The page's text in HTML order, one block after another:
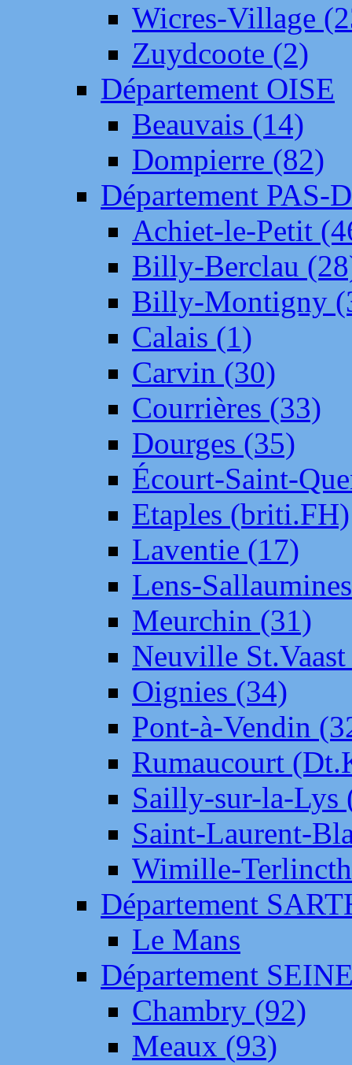
Wicres-Village
Zuydcoote (2)
Département OISE
Beauvais (14)
Dompierre (82)
Département PAS-
Achiet-le-Petit
Billy-Berclau
Billy-Montigny
Calais (1)
Carvin (30)
Courrières (33)
Dourges (35)
Écourt-Saint-
Etaples (briti.FH)
Laventie (17)
Lens-
Meurchin (31)
Neuville
Oignies (34)
Pont-à-Vendin
Rumaucourt
Sailly-sur-la-Lys
Saint-Laurent-
Wimille-
Département
Le Mans
Département
Chambry (92)
Meaux (93)